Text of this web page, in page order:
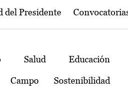
del Presidente
Salud Educación
Campo Sostenibilidad